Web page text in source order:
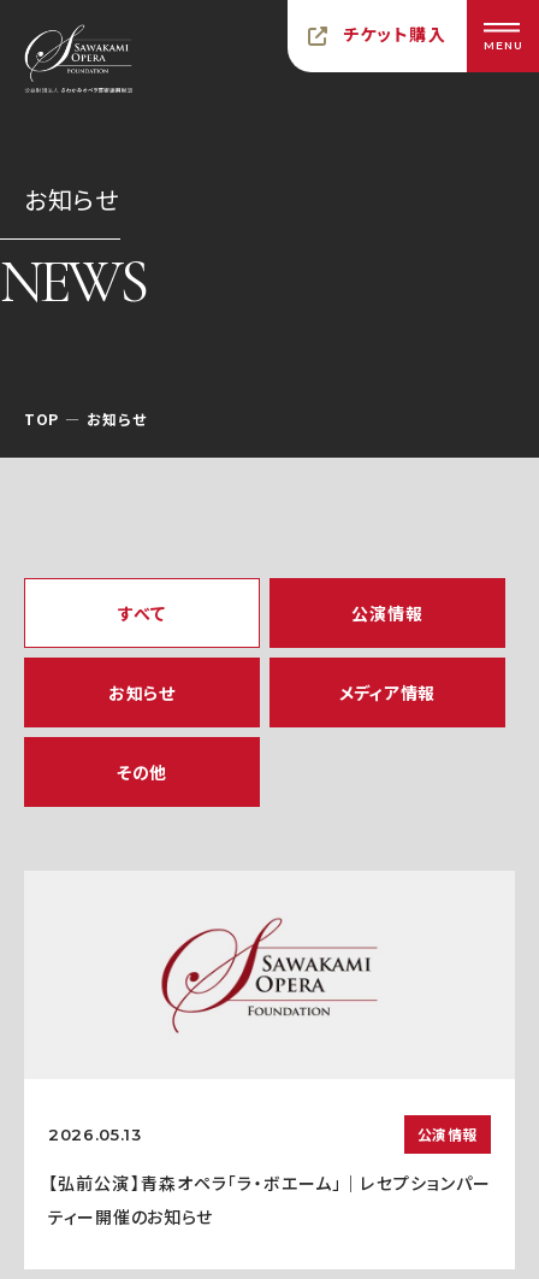
チケット購入 MENU
お知らせ
NEWS
TOP お知らせ
すべて 公演情報
お知らせ メディア情報
その他
2026.05.13 公演情報
【弘前公演】青森オペラ「ラ・ボエーム」｜レセプションパー
ティー開催のお知らせ